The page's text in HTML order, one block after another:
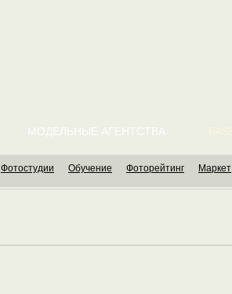
МОДЕЛЬНЫЕ АГЕНТСТВА
Фотостудии Обучение Фоторейтинг Маркет